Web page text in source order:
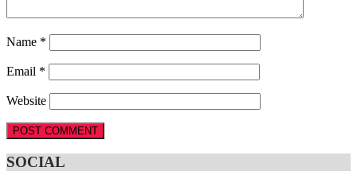
Name *
Email *
Website
SOCIAL